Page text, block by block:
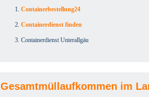
Containerbestellung24
Containerdienst finden
Containerdienst Unterallgäu
Gesamtmüllaufkommen im